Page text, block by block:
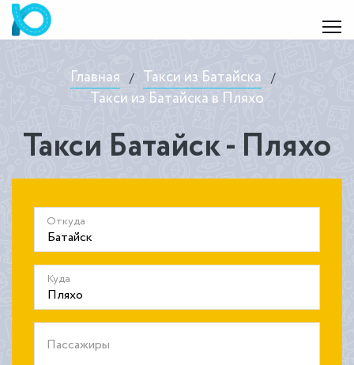
Главная / Такси из Батайска /
Такси из Батайска в Пляхо
Такси Батайск - Пляхо
Откуда
Куда
Пассажиры